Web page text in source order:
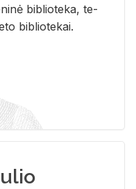
bi­b­lio­te­ka, te­
bi­b­lio­te­kai.